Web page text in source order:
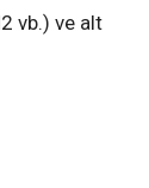
vb.) ve alt